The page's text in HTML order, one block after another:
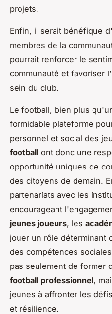
projets.
Enfin, il serait bénéfique
membres de la
pourrait renforcer le
communauté et favoriser
sein du club.
Le football, bien plus
formidable plateforme
personnel et social des
football ont donc une
opportunité uniques de
des citoyens de demain.
partenariats avec les
encourageant
jeunes joueurs, les
jouer un rôle déterminant
des compétences
pas seulement de former
football professionnel,
jeunes à affronter les
et résilience.